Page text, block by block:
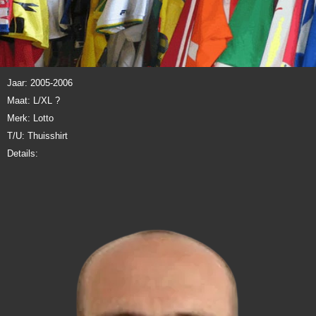
Jaar: 2005-2006
Maat: L/XL ?
Merk: Lotto
T/U: Thuisshirt
Details: